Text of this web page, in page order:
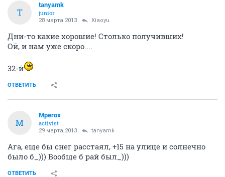
T
tanyamk
junior
28 марта 2013 Xiaoyu
Дни-то какие хорошие! Столько получивших!
Ой, и нам уже скоро....
32-й
ОТВЕТИТЬ
M
Mperox
activist
29 марта 2013 tanyamk
Ага, еще бы снег расстаял, +15 на улице и солнечно
было б_))) Вообще б рай был_)))
ОТВЕТИТЬ